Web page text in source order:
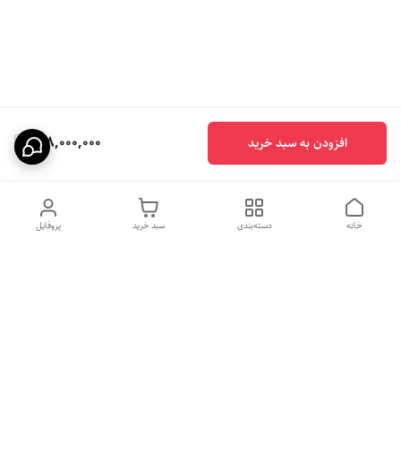
128,000,000 افزودن به سبد خرید
پروفایل سبد خرید دسته‌بندی خانه